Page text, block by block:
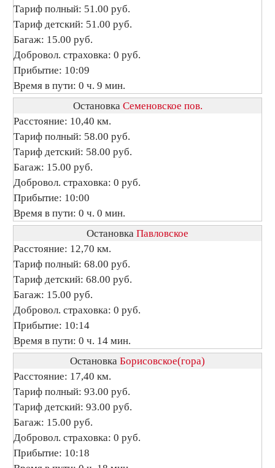
Тариф полный: 51.00 руб.
Тариф детский: 51.00 руб.
Багаж: 15.00 руб.
Добровол. страховка: 0 руб.
Прибытие: 10:09
Время в пути: 0 ч. 9 мин.
Остановка Семеновское пов.
Расстояние: 10,40 км.
Тариф полный: 58.00 руб.
Тариф детский: 58.00 руб.
Багаж: 15.00 руб.
Добровол. страховка: 0 руб.
Прибытие: 10:00
Время в пути: 0 ч. 0 мин.
Остановка Павловское
Расстояние: 12,70 км.
Тариф полный: 68.00 руб.
Тариф детский: 68.00 руб.
Багаж: 15.00 руб.
Добровол. страховка: 0 руб.
Прибытие: 10:14
Время в пути: 0 ч. 14 мин.
Остановка Борисовское(гора)
Расстояние: 17,40 км.
Тариф полный: 93.00 руб.
Тариф детский: 93.00 руб.
Багаж: 15.00 руб.
Добровол. страховка: 0 руб.
Прибытие: 10:18